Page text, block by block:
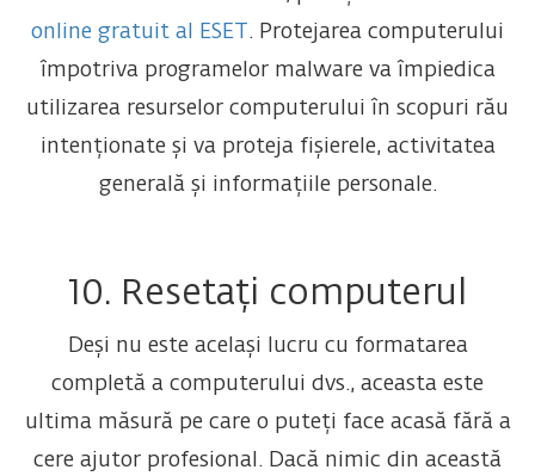
online gratuit al ESET. Protejarea computerului
împotriva programelor malware va împiedica
utilizarea resurselor computerului în scopuri rău
intenționate și va proteja fișierele, activitatea
generală și informațiile personale.
10. Resetați computerul
Deși nu este același lucru cu formatarea
completă a computerului dvs., aceasta este
ultima măsură pe care o puteți face acasă fără a
cere ajutor profesional. Dacă nimic din această